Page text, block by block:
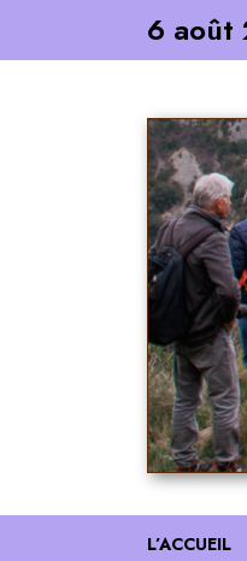
6 août
L’ACCUEIL